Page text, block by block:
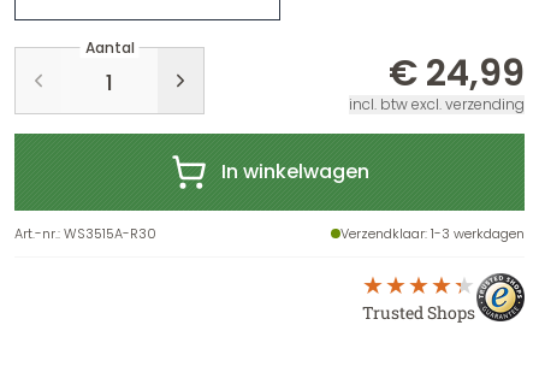
Aantal
€ 24,99
incl. btw excl. verzending
In winkelwagen
Art.-nr.:WS3515A-R30 Verzendklaar: 1-3 werkdagen
Trusted Shops